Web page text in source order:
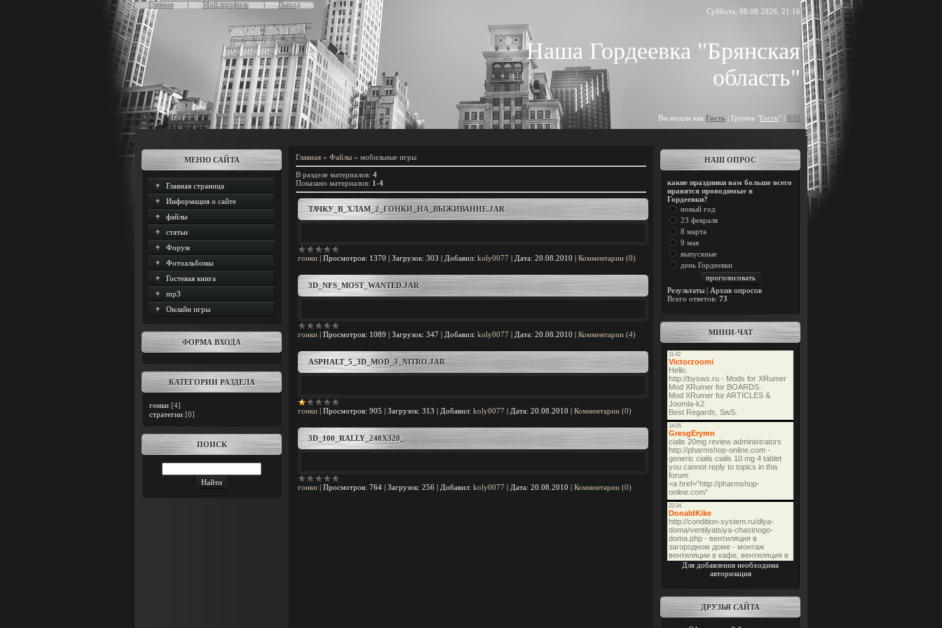
Главная Мой профиль
Выход
Суббота, 08.08.2026, 21:16
Наша Гордеевка "Брянская
область"
Вы вошли как Гость | Группа "Гости" | RSS
МЕНЮ САЙТА
Главная страница
Информация о сайте
файлы
статьи
Форум
Фотоальбомы
Гостевая книга
mp3
Онлайн игры
ФОРМА ВХОДА
КАТЕГОРИИ РАЗДЕЛА
гонки [4]
стратегии [0]
ПОИСК
Главная » Файлы » мобильные игры
В разделе материалов: 4
Показано материалов: 1-4
ТАЧКУ_В_ХЛАМ_2_ГОНКИ_НА_ВЫЖИВАНИЕ.JAR
гонки | Просмотров: 1370 | Загрузок: 303 | Добавил: koly0077 | Дата: 20.08.2010 | Комментарии (0)
3D_NFS_MOST_WANTED.JAR
гонки | Просмотров: 1089 | Загрузок: 347 | Добавил: koly0077 | Дата: 20.08.2010 | Комментарии (4)
ASPHALT_5_3D_MOD_3_NITRO.JAR
гонки | Просмотров: 905 | Загрузок: 313 | Добавил: koly0077 | Дата: 20.08.2010 | Комментарии (0)
3D_100_RALLY_240X320_
гонки | Просмотров: 764 | Загрузок: 256 | Добавил: koly0077 | Дата: 20.08.2010 | Комментарии (0)
НАШ ОПРОС
какие праздники вам больше всего
нравятся проводимые в
Гордеевки?
новый год
23 февраля
8 марта
9 мая
выпускные
день Гордеевки
Результаты | Архив опросов
Всего ответов: 73
МИНИ-ЧАТ
Для добавления необходима
авторизация
ДРУЗЬЯ САЙТА